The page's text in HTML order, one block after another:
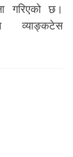
गरिएको छ।
व्याङ्कटेस